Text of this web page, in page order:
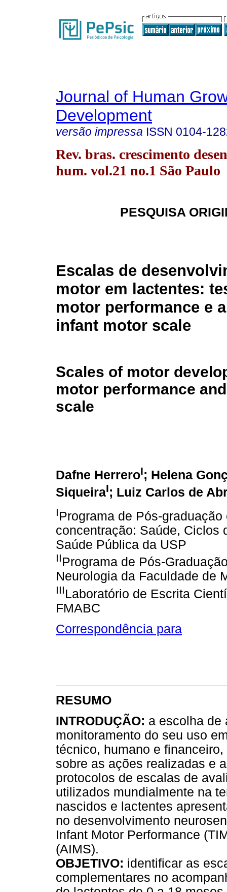
Journal of Human
Development
versão impressa ISSN 0104-
Rev. bras. crescimento
hum. vol.21 no.1 São Paulo
PESQUISA
Escalas de
motor em lactentes:
motor performance e
infant motor scale
Scales of motor
motor performance
scale
Dafne HerreroI; Helena
SiqueiraI; Luiz Carlos de
IPrograma de Pós-
concentração: Saúde, Ciclos
Saúde Pública da USP
IIPrograma de Pós-
Neurologia da Faculdade de
IIILaboratório de Escrita
FMABC
Correspondência para
RESUMO
INTRODUÇÃO: a escolha de
monitoramento do seu uso
técnico, humano e
sobre as ações realizadas e
protocolos de escalas de
utilizados mundialmente na
nascidos e lactentes
no desenvolvimento
Infant Motor Performance
(AIMS).
OBJETIVO: identificar as
complementares no